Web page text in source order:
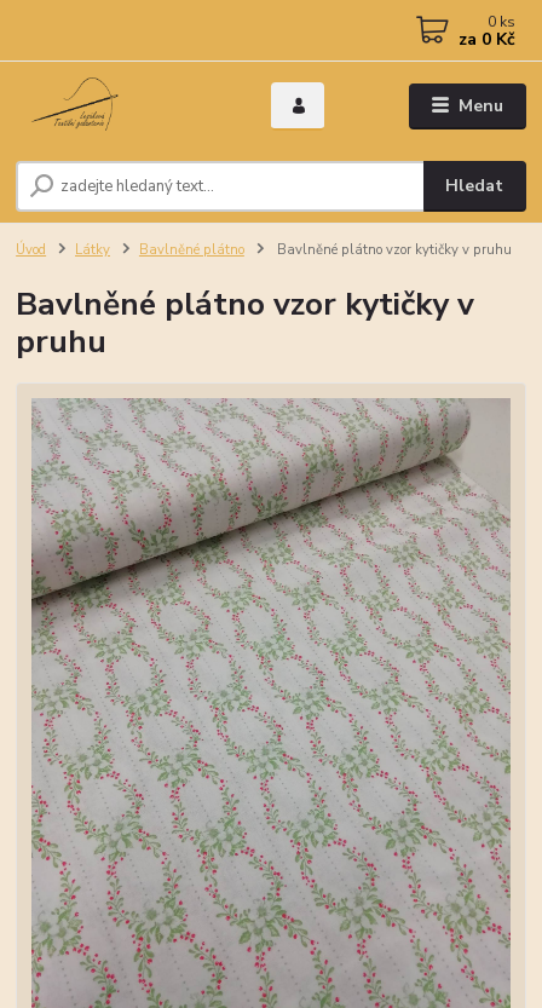
Menu
Hledat
0 ks
za 0 Kč
Úvod Látky Bavlněné plátno Bavlněné plátno vzor kytičky v pruhu
Bavlněné plátno vzor kytičky v
pruhu